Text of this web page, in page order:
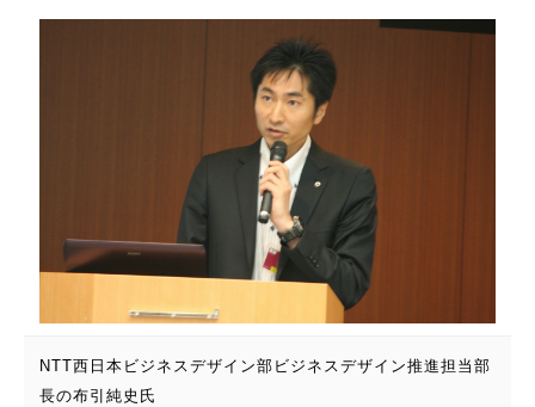
NTT西日本ビジネスデザイン部ビジネスデザイン推進担当部
長の布引純史氏